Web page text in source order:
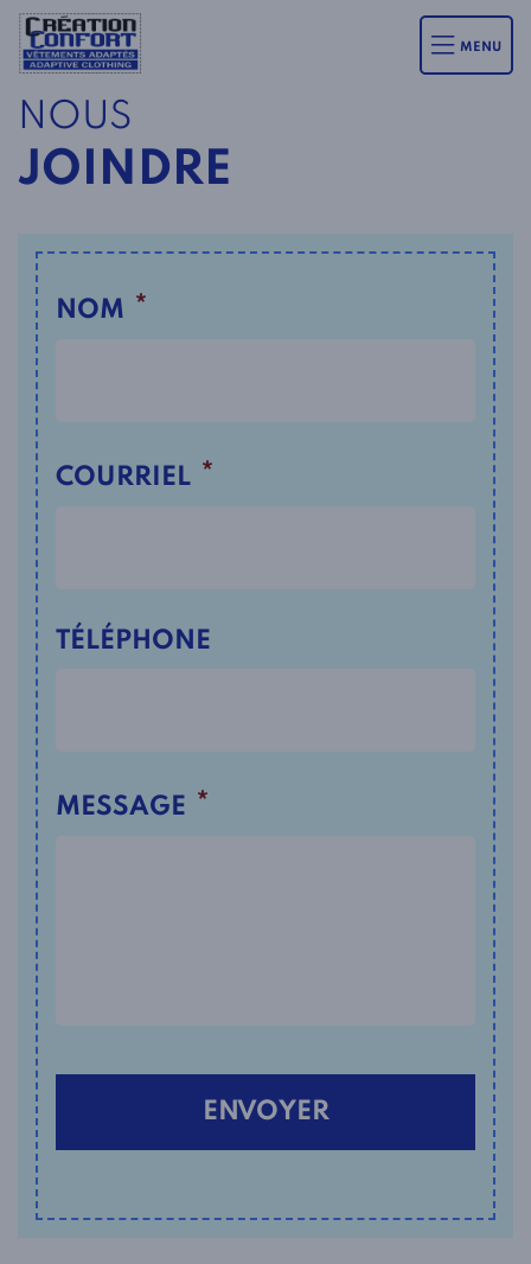
MENU
NOUS
JOINDRE
NOM *
COURRIEL *
TÉLÉPHONE
MESSAGE *